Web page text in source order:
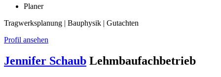
Planer
Tragwerksplanung | Bauphysik | Gutachten
Profil ansehen
Jennifer Schaub Lehmbaufachbetrieb